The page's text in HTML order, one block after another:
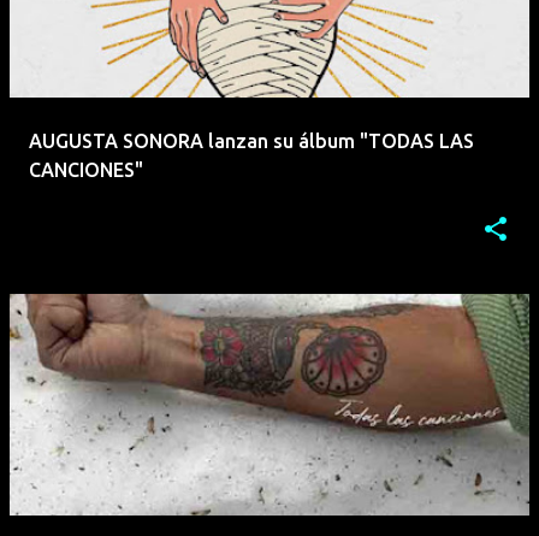
AUGUSTA SONORA lanzan su álbum "TODAS LAS
CANCIONES"